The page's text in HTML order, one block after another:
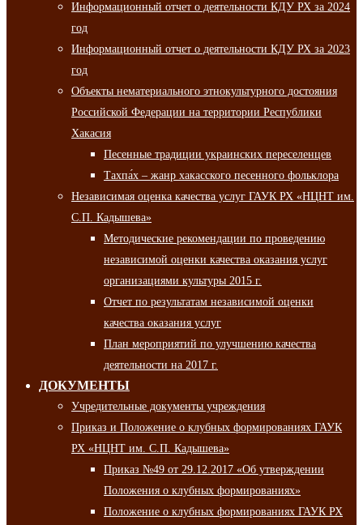
Информационный отчет о деятельности КДУ РХ за 2024
год
Информационный отчет о деятельности КДУ РХ за 2023
год
Объекты нематериального этнокультурного достояния
Российской Федерации на территории Республики
Хакасия
Песенные традиции украинских переселенцев
Тахпа́х – жанр хакасского песенного фольклора
Независимая оценка качества услуг ГАУК РХ «НЦНТ им.
С.П. Кадышева»
Методические рекомендации по проведению
независимой оценки качества оказания услуг
организациями культуры 2015 г.
Отчет по результатам независимой оценки
качества оказания услуг
План мероприятий по улучшению качества
деятельности на 2017 г.
ДОКУМЕНТЫ
Учредительные документы учреждения
Приказ и Положение о клубных формированиях ГАУК
РХ «НЦНТ им. С.П. Кадышева»
Приказ №49 от 29.12.2017 «Об утверждении
Положения о клубных формированиях»
Положение о клубных формированиях ГАУК РХ